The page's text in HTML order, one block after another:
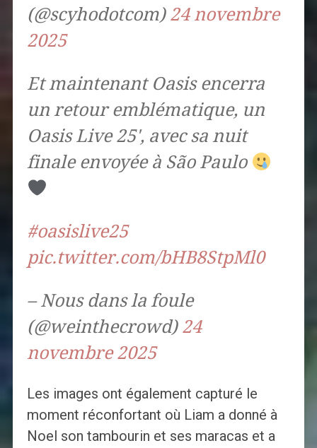
(@scyhodotcom) 24 novembre
2025
Et maintenant Oasis encerra
un retour emblématique, un
Oasis Live 25', avec sa nuit
finale envoyée à São Paulo
#oasislive25
pic.twitter.com/bHB8StpMl0
– Nous dans la foule
(@weinthecrowd) 24
novembre 2025
Les images ont également capturé le
moment réconfortant où Liam a donné à
Noel son tambourin et ses maracas et a